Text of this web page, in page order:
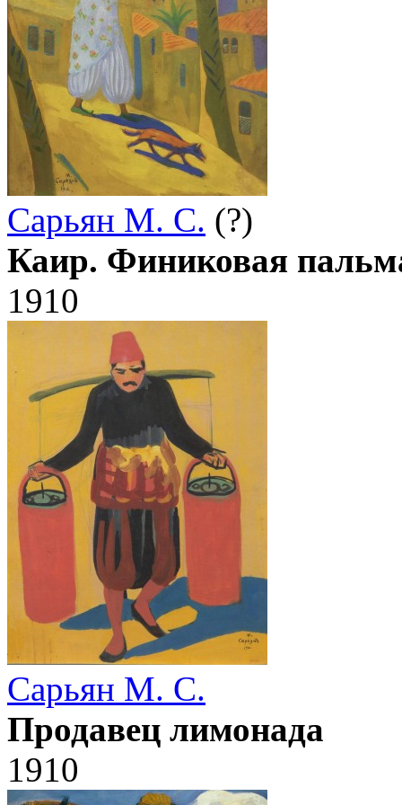
Сарьян М. С. (?)
Каир. Финиковая
1910
Сарьян М. С.
Продавец лимонада
1910